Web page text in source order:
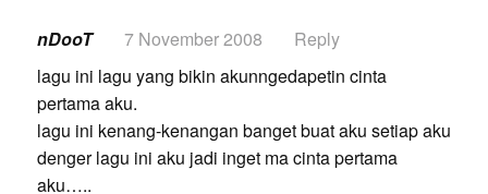
nDooT 7 November 2008
Reply
lagu ini lagu yang bikin akunngedapetin cinta
pertama aku.
lagu ini kenang-kenangan banget buat aku setiap aku
denger lagu ini aku jadi inget ma cinta pertama
aku…..